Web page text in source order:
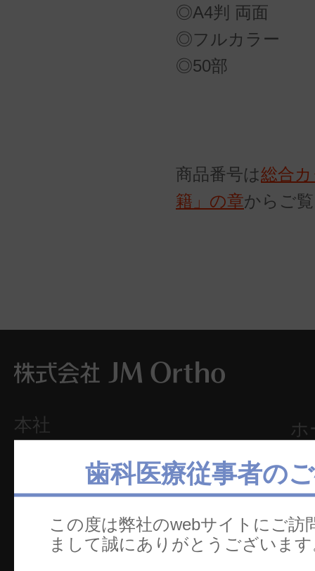
歯科医療従事者の
この度は弊社のwebサイトにご訪
まして誠にありがとうございま
◎A4判 両面
◎フルカラー
◎50部
商品番号は総合
籍」の章からご
ホ
セ
文
本社
東京都千代田区神田駿河台2-2
御茶ノ水杏雲ビル14F
FAX：03-5281-4716